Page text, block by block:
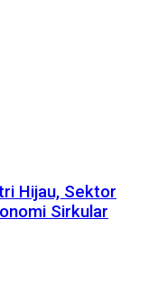
Hijau, Sektor
Sirkular